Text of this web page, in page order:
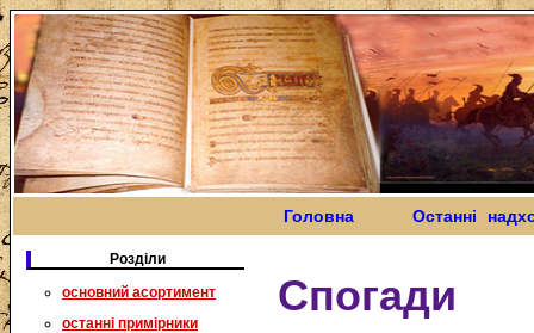
Головна Останні
Розділи
основний асортимент
останні примірники
Спогади